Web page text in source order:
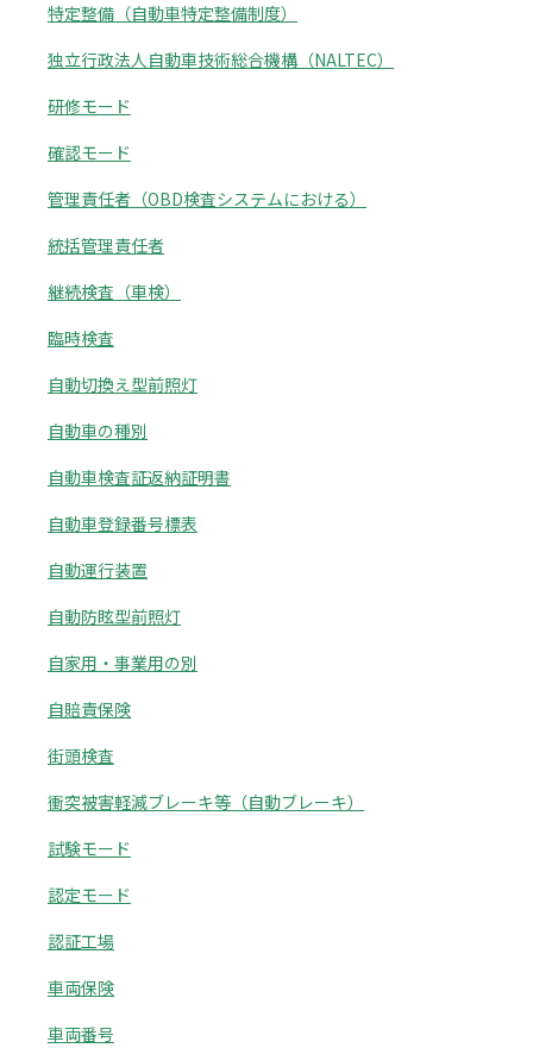
特定整備（自動車特定整備制度）
独立行政法人自動車技術総合機構（NALTEC）
研修モード
確認モード
管理責任者（OBD検査システムにおける）
統括管理責任者
継続検査（車検）
臨時検査
自動切換え型前照灯
自動車の種別
自動車検査証返納証明書
自動車登録番号標表
自動運行装置
自動防眩型前照灯
自家用・事業用の別
自賠責保険
街頭検査
衝突被害軽減ブレーキ等（自動ブレーキ）
試験モード
認定モード
認証工場
車両保険
車両番号